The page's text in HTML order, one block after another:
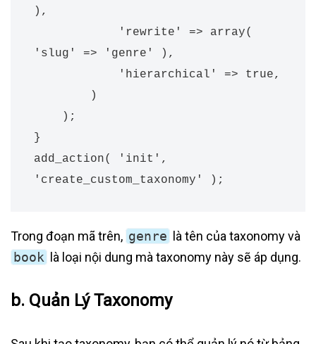
),
'slug' => 'genre' ),
}
add_action( 'init',
'create_custom_taxonomy' );
Trong đoạn mã trên, genre
là tên của taxonomy và
book
là loại nội dung mà taxonomy này sẽ áp dụng.
b. Quản Lý Taxonomy